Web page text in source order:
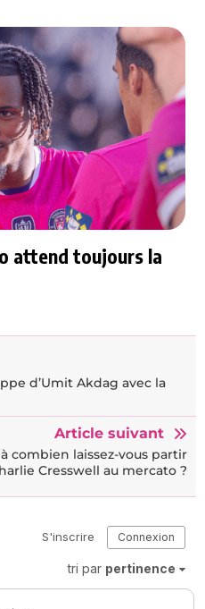
attend toujours la
d’Umit Akdag avec la
Article suivant
combien laissez-vous partir
Cresswell au mercato ?